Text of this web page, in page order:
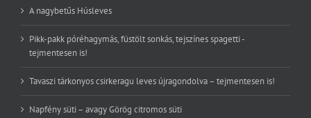
A nagybetűs Húsleves
Pikk-pakk póréhagymás, füstölt sonkás, tejszínes spagetti -
tejmentesen is!
Tavaszi tárkonyos csirkeragu leves újragondolva – tejmentesen is!
Napfény süti – avagy Görög citromos süti